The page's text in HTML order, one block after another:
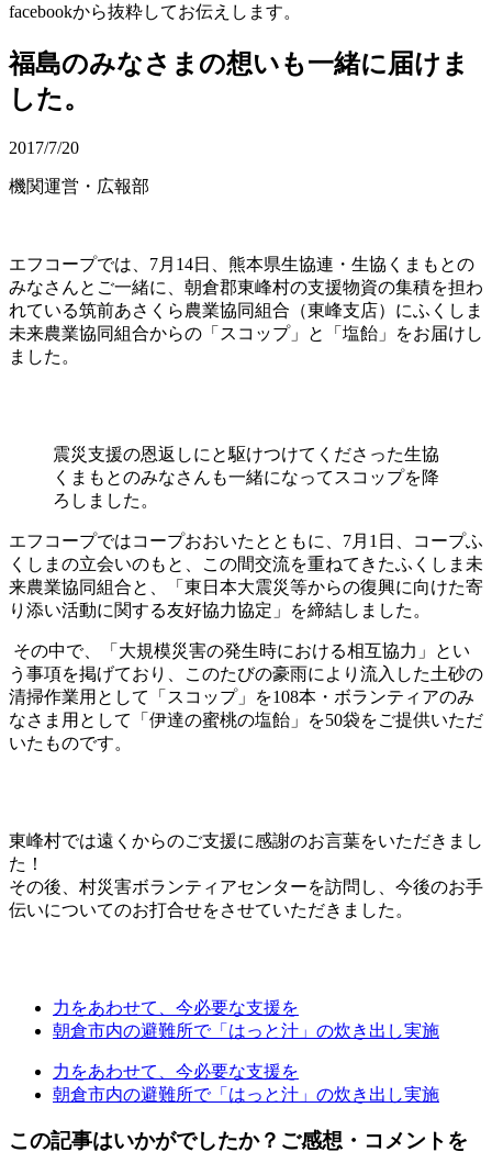
facebookから抜粋してお伝えします。
福島のみなさまの想いも一緒に届けま
した。
2017/7/20
機関運営・広報部
エフコープでは、7月14日、熊本県生協連・生協くまもとの
みなさんとご一緒に、朝倉郡東峰村の支援物資の集積を担わ
れている筑前あさくら農業協同組合（東峰支店）にふくしま
未来農業協同組合からの「スコップ」と「塩飴」をお届けし
ました。
震災支援の恩返しにと駆けつけてくださった生協
くまもとのみなさんも一緒になってスコップを降
ろしました。
エフコープではコープおおいたとともに、7月1日、コープふ
くしまの立会いのもと、この間交流を重ねてきたふくしま未
来農業協同組合と、「東日本大震災等からの復興に向けた寄
り添い活動に関する友好協力協定」を締結しました。
その中で、「大規模災害の発生時における相互協力」とい
う事項を掲げており、このたびの豪雨により流入した土砂の
清掃作業用として「スコップ」を108本・ボランティアのみ
なさま用として「伊達の蜜桃の塩飴」を50袋をご提供いただ
いたものです。
東峰村では遠くからのご支援に感謝のお言葉をいただきまし
た！
その後、村災害ボランティアセンターを訪問し、今後のお手
伝いについてのお打合せをさせていただきました。
力をあわせて、今必要な支援を
朝倉市内の避難所で「はっと汁」の炊き出し実施
力をあわせて、今必要な支援を
朝倉市内の避難所で「はっと汁」の炊き出し実施
この記事はいかがでしたか？ご感想・コメントを